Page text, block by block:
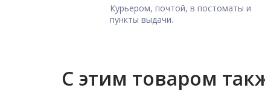
Курьером, почтой, в постоматы и
пункты выдачи.
С этим товаром